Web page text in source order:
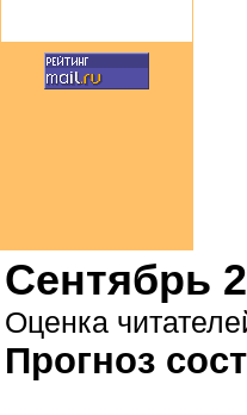
Сентябрь
Оценка
Прогноз